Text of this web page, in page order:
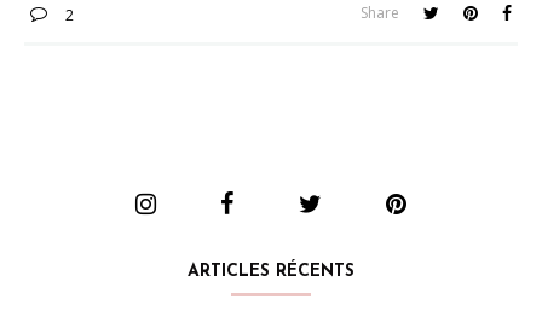
2 Share
ARTICLES RÉCENTS